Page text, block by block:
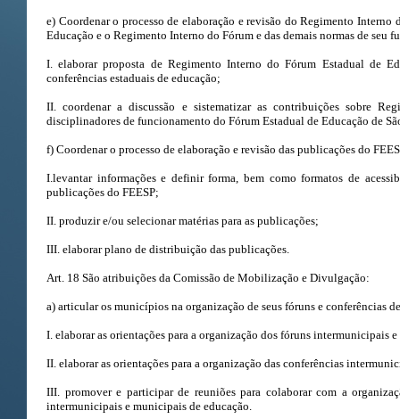
e) Coordenar o processo de elaboração e revisão do Regimento Interno
Educação e o Regimento Interno do Fórum e das demais normas de seu
I. elaborar proposta de Regimento Interno do Fórum Estadual de
conferências estaduais de educação;
II. coordenar a discussão e sistematizar as contribuições sobre
disciplinadores de funcionamento do Fórum Estadual de Educação de
f) Coordenar o processo de elaboração e revisão das publicações do
I.levantar informações e definir forma, bem como formatos de
publicações do FEESP;
II. produzir e/ou selecionar matérias para as publicações;
III. elaborar plano de distribuição das publicações.
Art. 18 São atribuições da Comissão de Mobilização e Divulgação:
a) articular os municípios na organização de seus fóruns e conferências
I. elaborar as orientações para a organização dos fóruns intermunicipais
II. elaborar as orientações para a organização das conferências
III. promover e participar de reuniões para colaborar com a
intermunicipais e municipais de educação.